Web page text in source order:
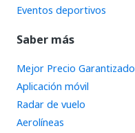
Eventos deportivos
Saber más
Mejor Precio Garantizado
Aplicación móvil
Radar de vuelo
Aerolíneas